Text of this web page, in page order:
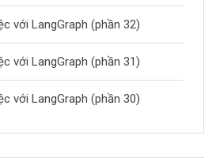
với LangGraph (phần 32)
với LangGraph (phần 31)
với LangGraph (phần 30)